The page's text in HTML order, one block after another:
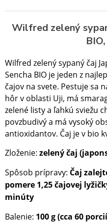
Wilfred zelený
Wilfred zelený sypaný čaj
Sencha BIO je jeden z
čajov na svete. Pestuje sa
hôr v oblasti Uji, má
zelené listy a ľahkú sviežu
povzbudivý a má vysoký
antioxidantov. Čaj je v bio
Zloženie: zelený čaj
Spôsob prípravy: Čaj
pomere 1,25 čajovej
minúty
Balenie: 100 g (cca 60